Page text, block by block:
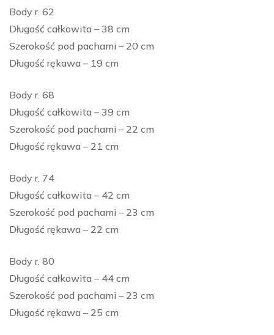
Body r. 62
Długość całkowita – 38 cm
Szerokość pod pachami – 20 cm
Długość rękawa – 19 cm
Body r. 68
Długość całkowita – 39 cm
Szerokość pod pachami – 22 cm
Długość rękawa – 21 cm
Body r. 74
Długość całkowita – 42 cm
Szerokość pod pachami – 23 cm
Długość rękawa – 22 cm
Body r. 80
Długość całkowita – 44 cm
Szerokość pod pachami – 23 cm
Długość rękawa – 25 cm